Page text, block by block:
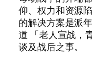
仰、权力和资源
的解决方案是派
道 「老人宣战，
谈及战后之事。